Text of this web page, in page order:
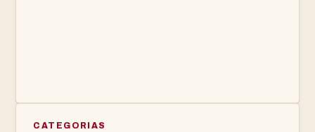
CATEGORIAS